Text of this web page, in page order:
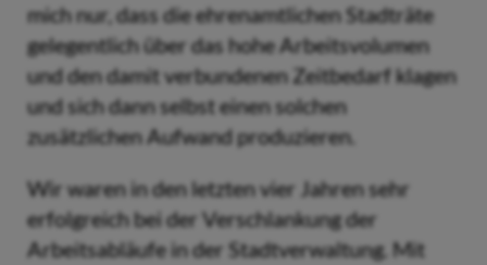
mich nur, dass die ehrenamtlichen Stadträte
gelegentlich über das hohe Arbeitsvolumen
und den damit verbundenen Zeitbedarf klagen
und sich dann selbst einen solchen
zusätzlichen Aufwand produzieren.
Wir waren in den letzten vier Jahren sehr
erfolgreich bei der Verschlankung der
Arbeitsabläufe in der Stadtverwaltung. Mit